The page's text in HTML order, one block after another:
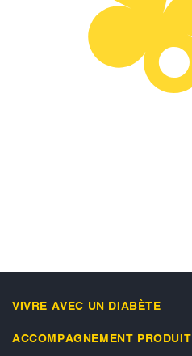
VIVRE AVEC UN DIABÈTE
ACCOMPAGNEMENT PRODUIT